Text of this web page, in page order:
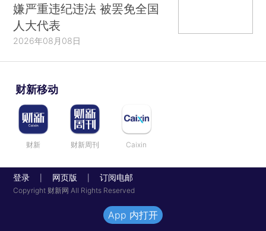
嫌严重违纪违法 被罢免全国
人大代表
2026年08月08日
财新移动
财新 财新周刊 Caixin
登录 网页版 订阅电邮
Copyright 财新网 All Rights Reserved
App 内打开